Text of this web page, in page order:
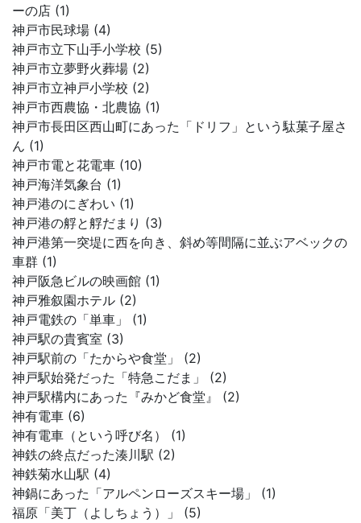
ーの店 (1)
神戸市民球場 (4)
神戸市立下山手小学校 (5)
神戸市立夢野火葬場 (2)
神戸市立神戸小学校 (2)
神戸市西農協・北農協 (1)
神戸市長田区西山町にあった「ドリフ」という駄菓子屋さ
ん (1)
神戸市電と花電車 (10)
神戸海洋気象台 (1)
神戸港のにぎわい (1)
神戸港の艀と艀だまり (3)
神戸港第一突堤に西を向き、斜め等間隔に並ぶアベックの
車群 (1)
神戸阪急ビルの映画館 (1)
神戸雅叙園ホテル (2)
神戸電鉄の「単車」 (1)
神戸駅の貴賓室 (3)
神戸駅前の「たからや食堂」 (2)
神戸駅始発だった「特急こだま」 (2)
神戸駅構内にあった『みかど食堂』 (2)
神有電車 (6)
神有電車（という呼び名） (1)
神鉄の終点だった湊川駅 (2)
神鉄菊水山駅 (4)
神鍋にあった「アルペンローズスキー場」 (1)
福原「美丁（よしちょう）」 (5)